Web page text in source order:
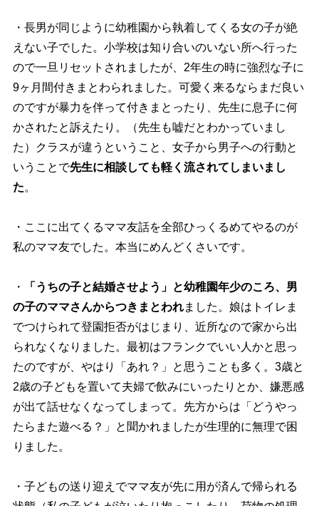
・長男が同じように幼稚園から執着してくる女の子が絶
えない子でした。小学校は知り合いのいない所へ行った
ので一旦リセットされましたが、2年生の時に強烈な子に
9ヶ月間付きまとわられました。可愛く来るならまだ良い
のですが暴力を伴って付きまとったり、先生に息子に何
かされたと訴えたり。（先生も嘘だとわかっていまし
た）クラスが違うということ、女子から男子への行動と
いうことで先生に相談しても軽く流されてしまいまし
た。
・ここに出てくるママ友話を全部ひっくるめてやるのが
私のママ友でした。本当にめんどくさいです。
・
「うちの子と結婚させよう」と幼稚園年少のころ、男
の子のママさんからつきまとわれました。娘はトイレま
でつけられて登園拒否がはじまり、近所なので家から出
られなくなりました。最初はフランクでいい人かと思っ
たのですが、やはり「あれ？」と思うことも多く。3歳と
2歳の子どもを置いて夫婦で飲みにいったりとか、嫌悪感
が出て話せなくなってしまって。先方からは「どうやっ
たらまた遊べる？」と聞かれましたが生理的に無理で困
りました。
・子どもの送り迎えでママ友が先に用が済んで帰られる